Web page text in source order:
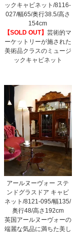
ックキャビネット/8116-
027/幅65/奥行38.5/高さ
154cm
【SOLD OUT】芸術的マ
ーケットリーが施された
美術品クラスのミュージ
ックキャビネット
アールヌーヴォー ステ
ンドグラスドア キャビ
ネット/8121-095/幅135/
奥行48/高さ192cm
英国アールヌーヴォーの
端麗な気品に満ちた美し